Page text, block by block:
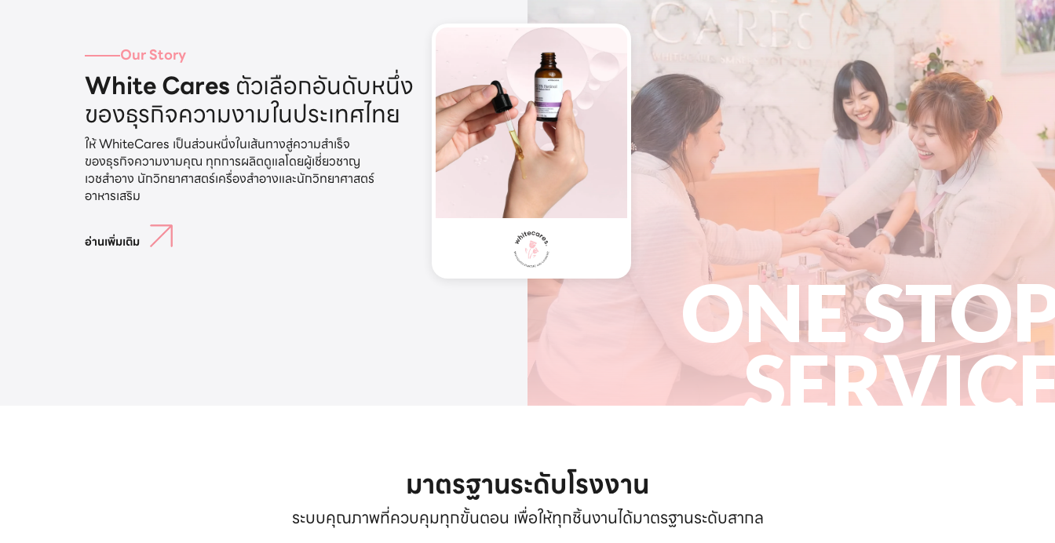
Our Story
White Cares ตัวเลือกอันดับหนึ่ง
ของธุรกิจความงามในประเทศไทย
ให้ WhiteCares เป็นส่วนหนึ่งในเส้นทางสู่ความสำเร็จ
ของธุรกิจความงามคุณ ทุกการผลิตดูแลโดยผู้เชี่ยวชาญ
เวชสำอาง นักวิทยาศาสตร์เครื่องสำอางและนักวิทยาศาสตร์
อ่านเพิ่มเติม
ONE
มาตรฐานระดับโรงงาน
ระบบคุณภาพที่ควบคุมทุกขั้นตอน เพื่อให้ทุกชิ้นงานได้มาตรฐานระดับสากล